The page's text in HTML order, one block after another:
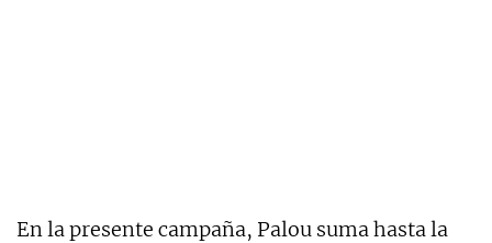
En la presente campaña, Palou suma hasta la